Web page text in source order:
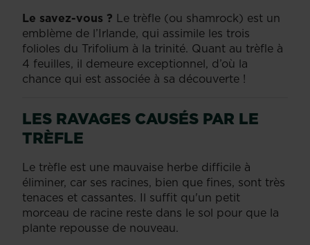
Le savez-vous ? Le trèfle (ou shamrock) est un
emblème de l’Irlande, qui assimile les trois
folioles du Trifolium à la trinité. Quant au trèfle à
4 feuilles, il demeure exceptionnel, d’où la
chance qui est associée à sa découverte !
LES RAVAGES CAUSÉS PAR LE
TRÈFLE
Le trèfle est une mauvaise herbe difficile à
éliminer, car ses racines, bien que fines, sont très
tenaces et cassantes. Il suffit qu'un petit
morceau de racine reste dans le sol pour que la
plante repousse de nouveau.